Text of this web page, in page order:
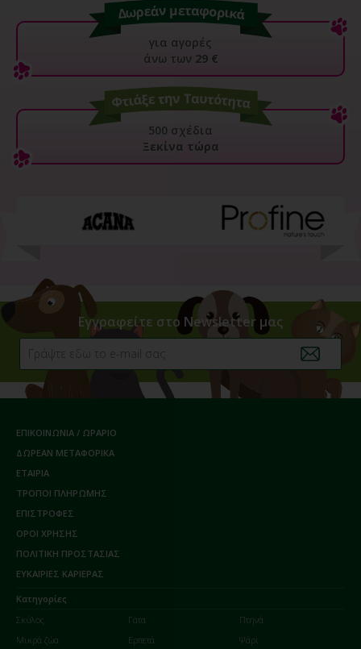
για αγορές
άνω των 29 €
500 σχέδια
Ξεκίνα τώρα
Εγγραφείτε στο Newsletter μας
ΕΠΙΚΟΙΝΩΝΙΑ / ΩΡΑΡΙΟ
ΔΩΡΕΑΝ ΜΕΤΑΦΟΡΙΚΑ
ΕΤΑΙΡΙΑ
ΤΡΟΠΟΙ ΠΛΗΡΩΜΗΣ
ΕΠΙΣΤΡΟΦΕΣ
ΟΡΟΙ ΧΡΗΣΗΣ
ΠΟΛΙΤΙΚΗ ΠΡΟΣΤΑΣΙΑΣ
ΕΥΚΑΙΡΙΕΣ ΚΑΡΙΕΡΑΣ
Κατηγορίες
Σκύλος
Γάτα
Πτηνά
Μικρά ζώα
Ερπετά
Ψάρι